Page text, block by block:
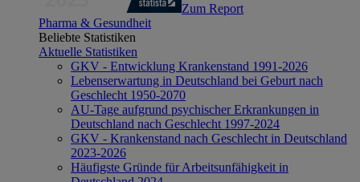
Zum Report
Pharma & Gesundheit
Beliebte Statistiken
Aktuelle Statistiken
GKV - Entwicklung Krankenstand 1991-2026
Lebenserwartung in Deutschland bei Geburt nach
Geschlecht 1950-2070
AU-Tage aufgrund psychischer Erkrankungen in
Deutschland nach Geschlecht 1997-2024
GKV - Krankenstand nach Geschlecht in Deutschland
2023-2026
Häufigste Gründe für Arbeitsunfähigkeit in